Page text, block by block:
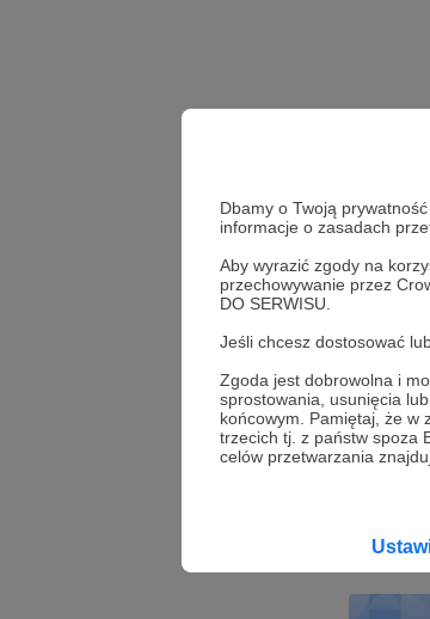
Dbamy o Twoją
informacje o zasadach
Aby wyrazić zgody na
przechowywanie przez
DO SERWISU.
Jeśli chcesz dostosować
Zgoda jest dobrowolna i
sprostowania, usunięcia
końcowym. Pamiętaj, że w
trzecich tj. z państw spoza
celów przetwarzania